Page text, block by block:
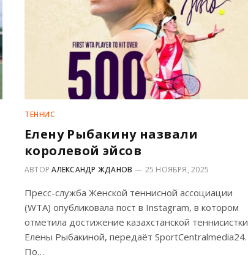
ТЕННИС
Елену Рыбакину назвали
королевой эйсов
АВТОРАЛЕКСАНДР ЖДАНОВ 25 НОЯБРЯ, 2025
Пресс-служба Женской теннисной ассоциации
(WTA) опубликовала пост в Instagram, в котором
отметила достижение казахстанской теннисистки
Елены Рыбакиной, передаёт SportCentralmedia24.
По…